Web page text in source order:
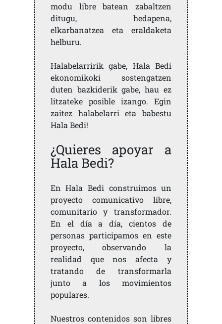
modu libre batean zabaltzen
ditugu, hedapena,
elkarbanatzea eta eraldaketa
helburu.
Halabelarririk gabe, Hala Bedi
ekonomikoki sostengatzen
duten bazkiderik gabe, hau ez
litzateke posible izango. Egin
zaitez halabelarri eta babestu
Hala Bedi!
¿Quieres apoyar a
Hala Bedi?
En Hala Bedi construimos un
proyecto comunicativo libre,
comunitario y transformador.
En el día a día, cientos de
personas participamos en este
proyecto, observando la
realidad que nos afecta y
tratando de transformarla
junto a los movimientos
populares.
Nuestros contenidos son libres